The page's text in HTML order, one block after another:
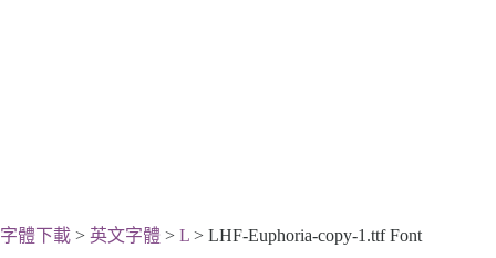
字體下載 > 英文字體 > L > LHF-Euphoria-copy-1.ttf Font